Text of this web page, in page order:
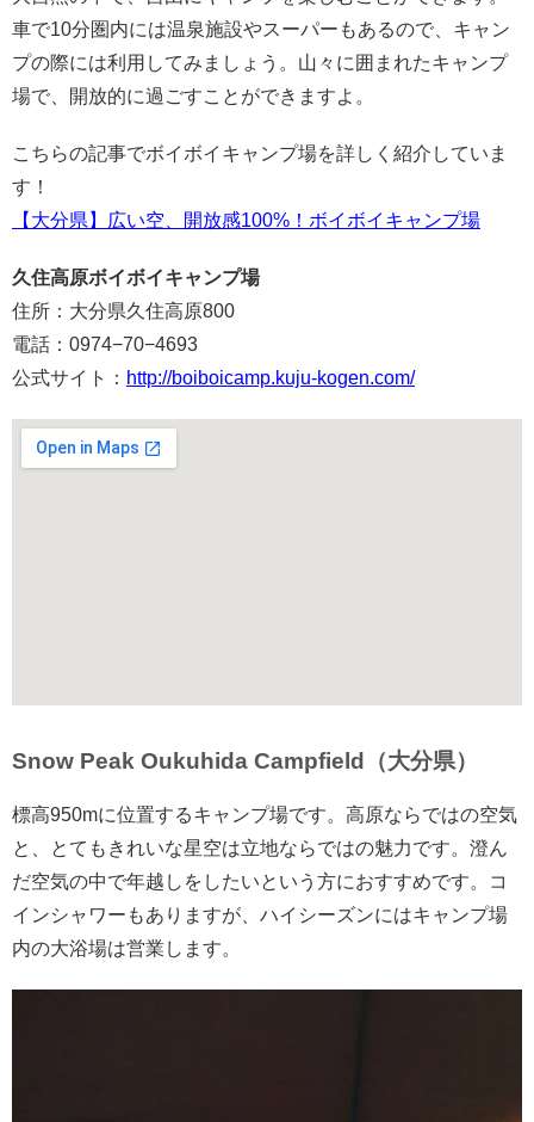
車で10分圏内には温泉施設やスーパーもあるので、キャン
プの際には利用してみましょう。山々に囲まれたキャンプ
場で、開放的に過ごすことができますよ。
こちらの記事でボイボイキャンプ場を詳しく紹介していま
す！
【大分県】広い空、開放感100%！ボイボイキャンプ場
久住高原ボイボイキャンプ場
住所：大分県久住高原800
電話：0974−70−4693
公式サイト： http://boiboicamp.kuju-kogen.com/
Snow Peak Oukuhida Campfield（大分県）
標高950mに位置するキャンプ場です。高原ならではの空気
と、とてもきれいな星空は立地ならではの魅力です。澄ん
だ空気の中で年越しをしたいという方におすすめです。コ
インシャワーもありますが、ハイシーズンにはキャンプ場
内の大浴場は営業します。